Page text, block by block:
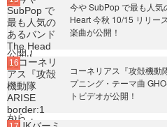
今や SubPop で最も人
Heart 今秋 10/15 リリー
楽曲が公開！
コーネリアス『攻殻機動
プニング・テーマ曲
トビデオが公開！